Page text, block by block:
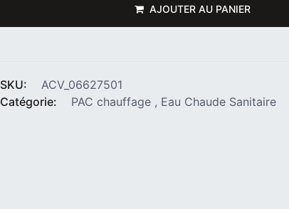
AJOUTER AU PANIER
SKU:
ACV_06627501
Catégorie:
PAC chauffage , Eau Chaude Sanitaire